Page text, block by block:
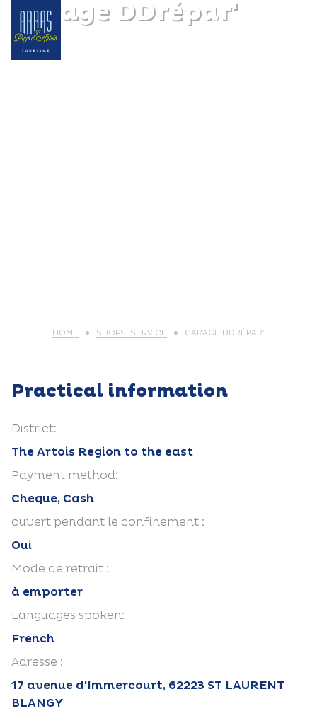
Garage DDrépar'
HOME SHOPS-SERVICE GARAGE DDRÉPAR’
Practical information
District:
The Artois Region to the east
Payment method:
Cheque, Cash
ouvert pendant le confinement :
Oui
Mode de retrait :
à emporter
Languages spoken:
French
Adresse :
17 avenue d'Immercourt, 62223 ST LAURENT
BLANGY